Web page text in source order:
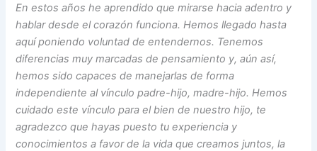
En estos años he aprendido que mirarse hacia adentro y
hablar desde el corazón funciona. Hemos llegado hasta
aquí poniendo voluntad de entendernos. Tenemos
diferencias muy marcadas de pensamiento y, aún así,
hemos sido capaces de manejarlas de forma
independiente al vínculo padre-hijo, madre-hijo. Hemos
cuidado este vínculo para el bien de nuestro hijo, te
agradezco que hayas puesto tu experiencia y
conocimientos a favor de la vida que creamos juntos, la